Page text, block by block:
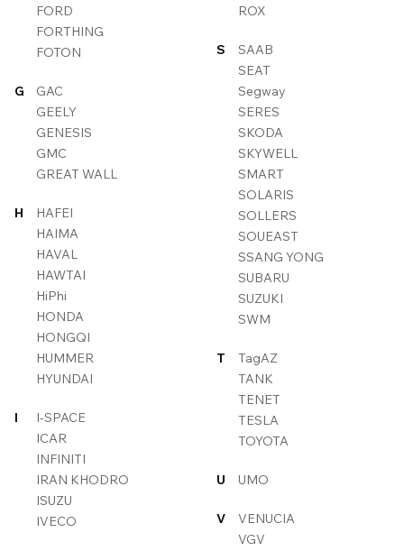
FORD
FORTHING
FOTON
G
GAC
GEELY
GENESIS
GMC
GREAT WALL
H
HAFEI
HAIMA
HAVAL
HAWTAI
HiPhi
HONDA
HONGQI
HUMMER
HYUNDAI
I
I-SPACE
ICAR
INFINITI
IRAN KHODRO
ISUZU
IVECO
ROX
S
SAAB
SEAT
Segway
SERES
SKODA
SKYWELL
SMART
SOLARIS
SOLLERS
SOUEAST
SSANG YONG
SUBARU
SUZUKI
SWM
T
TagAZ
TANK
TENET
TESLA
TOYOTA
U UMO
V
VENUCIA
VGV